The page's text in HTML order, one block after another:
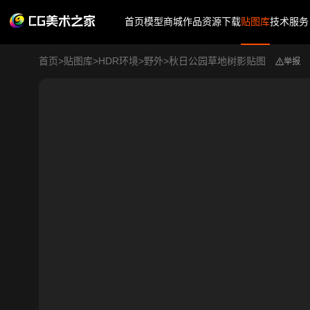
首页模型商城作品资源下载贴图库技术服务
首页>贴图库>HDR环境>野外>秋日公园草地树影贴图 举报